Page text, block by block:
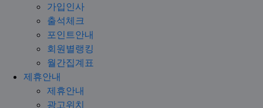
가입인사
출석체크
포인트안내
회원별랭킹
월간집계표
제휴안내
제휴안내
광고위치